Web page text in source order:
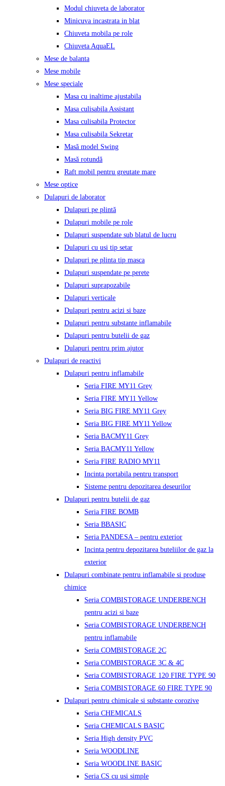
Modul chiuveta de laborator
Minicuva incastrata in blat
Chiuveta mobila pe role
Chiuveta AquaEL
Mese de balanta
Mese mobile
Mese speciale
Masa cu inaltime ajustabila
Masa culisabila Assistant
Masa culisabila Protector
Masa culisabila Sekretar
Masă model Swing
Masă rotundă
Raft mobil pentru greutate mare
Mese optice
Dulapuri de laborator
Dulapuri pe plintă
Dulapuri mobile pe role
Dulapuri suspendate sub blatul de lucru
Dulapuri cu usi tip setar
Dulapuri pe plinta tip masca
Dulapuri suspendate pe perete
Dulapuri suprapozabile
Dulapuri verticale
Dulapuri pentru acizi si baze
Dulapuri pentru substante inflamabile
Dulapuri pentru butelii de gaz
Dulapuri pentru prim ajutor
Dulapuri de reactivi
Dulapuri pentru inflamabile
Seria FIRE MY11 Grey
Seria FIRE MY11 Yellow
Seria BIG FIRE MY11 Grey
Seria BIG FIRE MY11 Yellow
Seria BACMY11 Grey
Seria BACMY11 Yellow
Seria FIRE RADIO MY11
Incinta portabila pentru transport
Sisteme pentru depozitarea deseurilor
Dulapuri pentru butelii de gaz
Seria FIRE BOMB
Seria BBASIC
Seria PANDESA – pentru exterior
Incinta pentru depozitarea buteliilor de gaz la
exterior
Dulapuri combinate pentru inflamabile si produse
chimice
Seria COMBISTORAGE UNDERBENCH
pentru acizi si baze
Seria COMBISTORAGE UNDERBENCH
pentru inflamabile
Seria COMBISTORAGE 2C
Seria COMBISTORAGE 3C & 4C
Seria COMBISTORAGE 120 FIRE TYPE 90
Seria COMBISTORAGE 60 FIRE TYPE 90
Dulapuri pentru chimicale si substante corozive
Seria CHEMICALS
Seria CHEMICALS BASIC
Seria High density PVC
Seria WOODLINE
Seria WOODLINE BASIC
Seria CS cu usi simple